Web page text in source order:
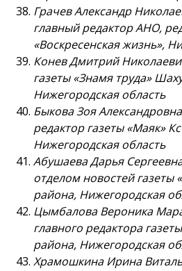
Грачев Александр
главный редактор АНО,
«Воскресенская жизнь»,
Конев Дмитрий
газеты «Знамя труда»
Нижегородская область
Быкова Зоя
редактор газеты «Маяк»
Нижегородская область
Абушаева Дарья
отделом новостей газеты
района, Нижегородская
Цымбалова Вероника
главного редактора
района, Нижегородская
Храмошкина Ирина